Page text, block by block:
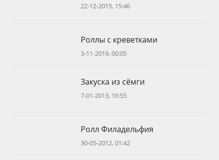
22-12-2015, 15:46
Роллы с креветками
3-11-2019, 00:05
Закуска из сёмги
7-01-2013, 16:55
Ролл Филадельфия
30-05-2012, 01:42